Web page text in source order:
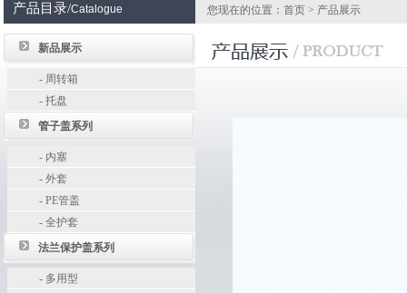
产品目录/Catalogue
新品展示
- 周转箱
- 托盘
管子盖系列
- 内塞
- 外套
- PE管盖
- 全护套
法兰保护盖系列
- 多用型
您现在的位置：首页 > 产品展示